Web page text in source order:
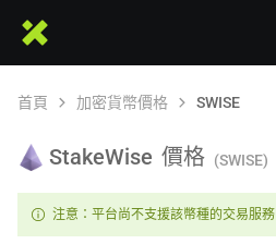
首頁 加密貨幣價格 SWISE
StakeWise 價格 (SWISE)
注意：平台尚不支援該幣種的交易服務